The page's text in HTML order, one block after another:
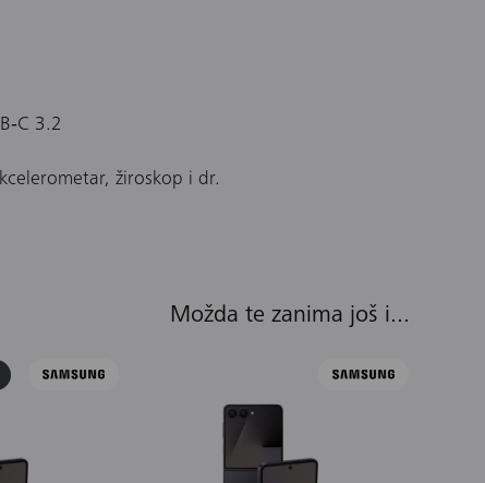
3.2
žiroskop i dr.
Možda te zanima još i...